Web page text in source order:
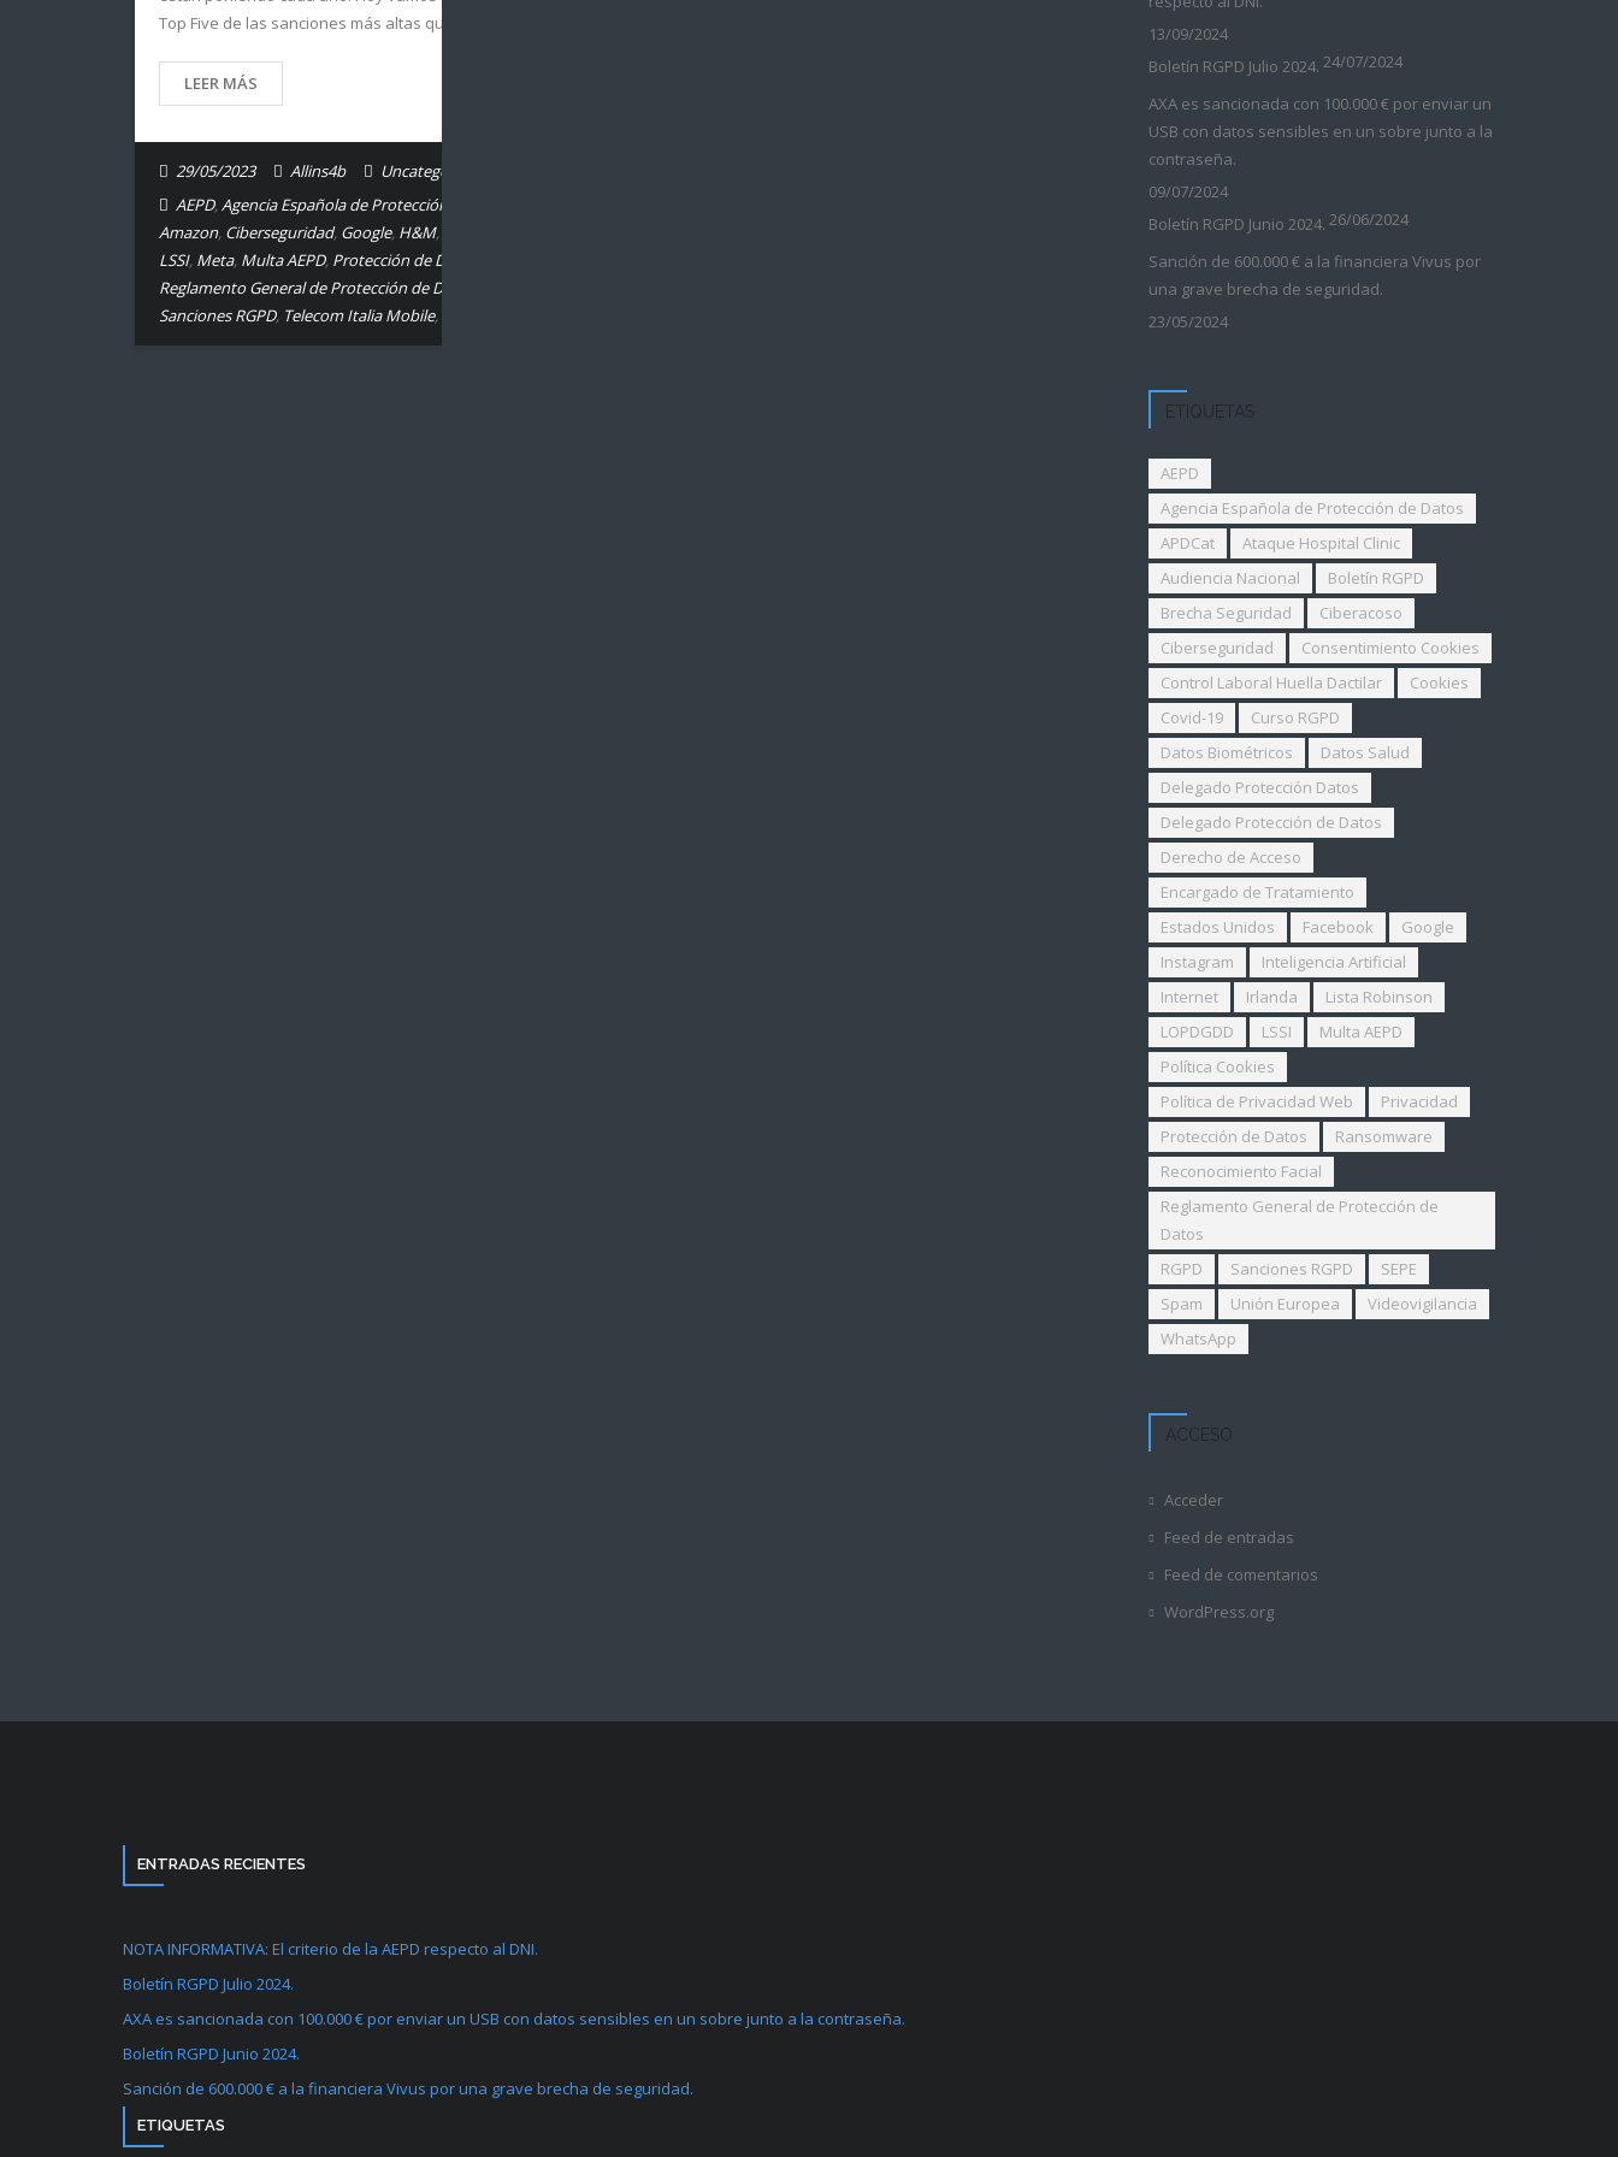
Top Five de las sanciones más altas que se…
LEER MÁS
29/05/2023 Allins4b
Uncategorized
AEPD,Agencia Española de Protección de Datos
Amazon, Ciberseguridad, Google, H&M,
LSSI, Meta, Multa AEPD, Protección de Datos
Reglamento General de Protección de Datos
Sanciones RGPD, Telecom Italia Mobile,
13/09/2024
Boletín RGPD Julio 2024. 24/07/2024
AXA es sancionada con 100.000 € por enviar un
USB con datos sensibles en un sobre junto a la
contraseña.
09/07/2024
Boletín RGPD Junio 2024. 26/06/2024
Sanción de 600.000 € a la financiera Vivus por
una grave brecha de seguridad.
23/05/2024
ETIQUETAS
AEPD
Agencia Española de Protección de Datos
APDCat
Ataque Hospital Clinic
Audiencia Nacional
Boletín RGPD
Brecha Seguridad
Ciberacoso
Ciberseguridad
Consentimiento Cookies
Control Laboral Huella Dactilar
Cookies
Covid-19
Curso RGPD
Datos Biométricos
Datos Salud
Delegado Protección Datos
Delegado Protección de Datos
Derecho de Acceso
Encargado de Tratamiento
Estados Unidos
Facebook
Google
Instagram
Inteligencia Artificial
Internet
Irlanda
Lista Robinson
LOPDGDD
LSSI
Multa AEPD
Política Cookies
Política de Privacidad Web
Privacidad
Protección de Datos
Ransomware
Reconocimiento Facial
Reglamento General de Protección de
Datos
RGPD
Sanciones RGPD
SEPE
Spam
Unión Europea
Videovigilancia
WhatsApp
ACCESO
Acceder
Feed de entradas
Feed de comentarios
WordPress.org
ENTRADAS RECIENTES
NOTA INFORMATIVA: El criterio de la AEPD respecto al DNI.
Boletín RGPD Julio 2024.
AXA es sancionada con 100.000 € por enviar un USB con datos sensibles en un sobre junto a la contraseña.
Boletín RGPD Junio 2024.
Sanción de 600.000 € a la financiera Vivus por una grave brecha de seguridad.
ETIQUETAS